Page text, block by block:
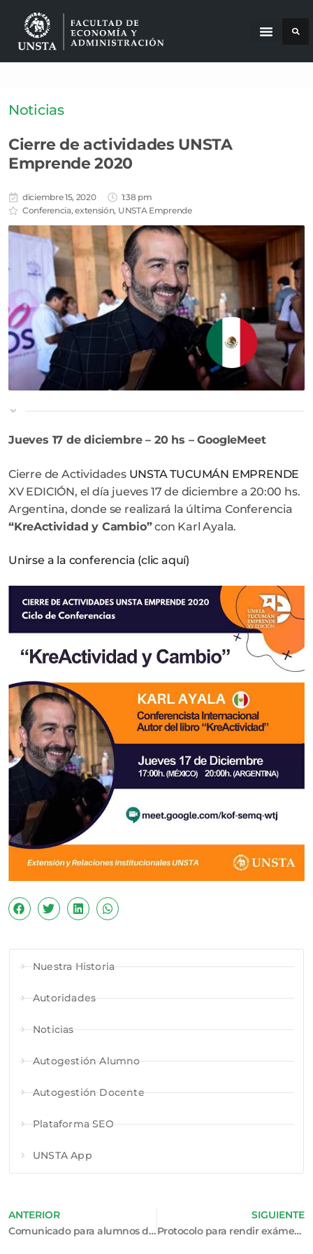
Noticias
Cierre de actividades UNSTA
Emprende 2020
diciembre 15, 2020
1:38 pm
Conferencia,extensión, UNSTA Emprende
Jueves 17 de diciembre – 20 hs – GoogleMeet
Cierre de Actividades UNSTA TUCUMÁN EMPRENDE
XV EDICIÓN, el día jueves 17 de diciembre a 20:00 hs.
Argentina, donde se realizará la última Conferencia
“KreActividad y Cambio”con Karl Ayala.
Unirse a la conferencia (clic aquí)
Nuestra Historia
Autoridades
Noticias
Autogestión Alumno
Autogestión Docente
Plataforma SEO
UNSTA App
ANTERIOR
Comunicado para alumnos de CP – Plan 2005
SIGUIENTE
Protocolo para rendir exámenes finales de Contabilidad Superior de las carreras de LAE y CP